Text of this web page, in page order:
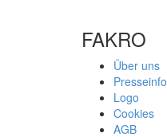
FAKRO
Über uns
Presseinfo
Logo
Cookies
AGB